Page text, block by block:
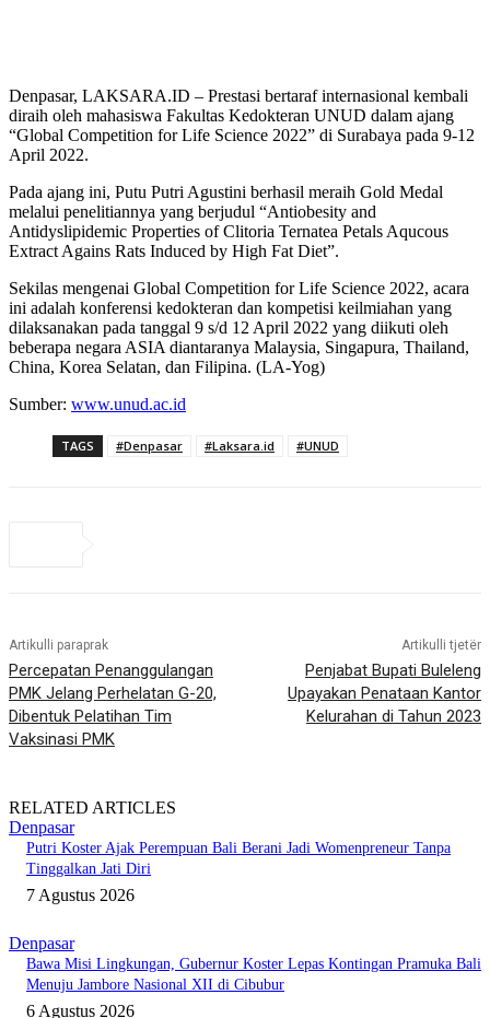
Denpasar, LAKSARA.ID – Prestasi bertaraf internasional kembali
diraih oleh mahasiswa Fakultas Kedokteran UNUD dalam ajang
“Global Competition for Life Science 2022” di Surabaya pada 9-12
April 2022.
Pada ajang ini, Putu Putri Agustini berhasil meraih Gold Medal
melalui penelitiannya yang berjudul “Antiobesity and
Antidyslipidemic Properties of Clitoria Ternatea Petals Aqucous
Extract Agains Rats Induced by High Fat Diet”.
Sekilas mengenai Global Competition for Life Science 2022, acara
ini adalah konferensi kedokteran dan kompetisi keilmiahan yang
dilaksanakan pada tanggal 9 s/d 12 April 2022 yang diikuti oleh
beberapa negara ASIA diantaranya Malaysia, Singapura, Thailand,
China, Korea Selatan, dan Filipina. (LA-Yog)
Sumber: www.unud.ac.id
TAGS #Denpasar #Laksara.id #UNUD
Artikulli paraprak
Percepatan Penanggulangan
PMK Jelang Perhelatan G-20,
Dibentuk Pelatihan Tim
Vaksinasi PMK
Artikulli tjetër
Penjabat Bupati Buleleng
Upayakan Penataan Kantor
Kelurahan di Tahun 2023
RELATED ARTICLES
Denpasar
Putri Koster Ajak Perempuan Bali Berani Jadi Womenpreneur Tanpa
Tinggalkan Jati Diri
7 Agustus 2026
Denpasar
Bawa Misi Lingkungan, Gubernur Koster Lepas Kontingan Pramuka Bali
Menuju Jambore Nasional XII di Cibubur
6 Agustus 2026